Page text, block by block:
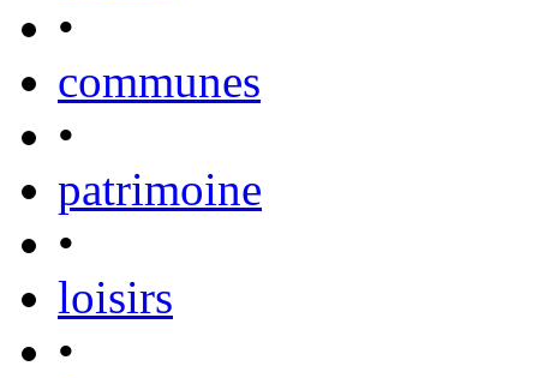
•
communes
•
patrimoine
•
loisirs
•